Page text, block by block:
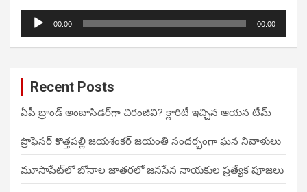
Audio
Player
00:00 00:00
Recent Posts
ఏపీ బ్రాండ్ అంబాసిడర్‌గా చిరంజీవి? క్లారిటీ ఇచ్చిన ఆయన టీమ్
ప్రొఫెసర్ కొత్తపల్లి జయశంకర్ జయంతి సందర్భంగా ఘన నివాళులు
మూసాపేట్‌లో బోనాల జాతరలో జనసేన నాయకుల ప్రత్యేక పూజలు